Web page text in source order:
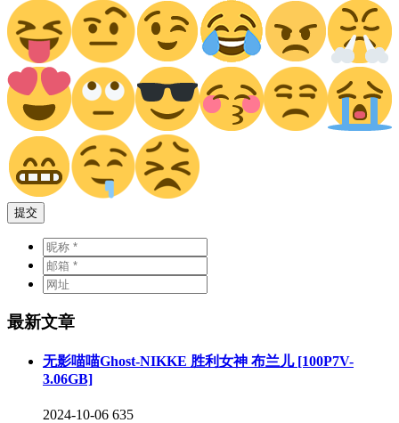
提交
最新文章
无影喵喵Ghost-NIKKE 胜利女神 布兰儿 [100P7V-
3.06GB]
2024-10-06 635